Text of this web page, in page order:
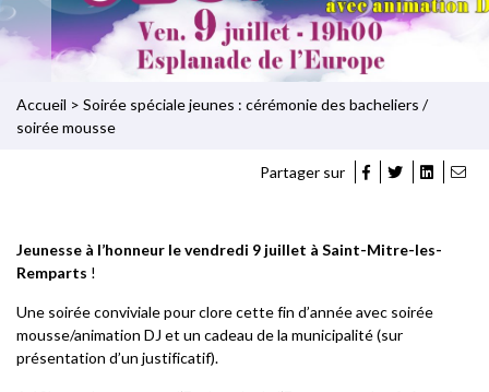
Accueil > Soirée spéciale jeunes : cérémonie des bacheliers /
soirée mousse
Partager sur
Jeunesse à l’honneur le vendredi 9 juillet à Saint-Mitre-les-
Remparts !
Une soirée conviviale pour clore cette fin d’année avec soirée
mousse/animation DJ et un cadeau de la municipalité (sur
présentation d’un justificatif).